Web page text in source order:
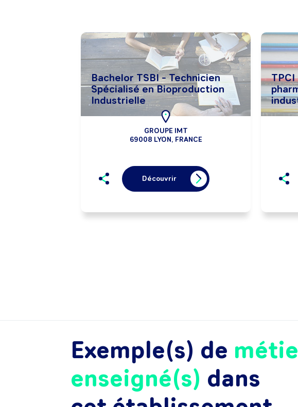
Bachelor TSBI - Technicien
Spécialisé en Bioproduction
Industrielle
GROUPE IMT
69008 LYON, FRANCE
Découvrir
TPCI
Exemple(s) de
enseigné(s) dans